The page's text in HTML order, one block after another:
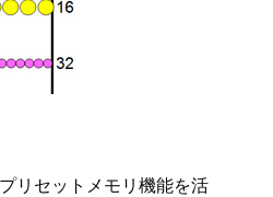
リセットメモリ機能を活